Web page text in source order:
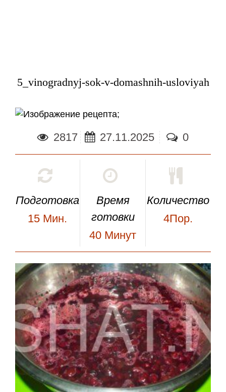
5_vinogradnyj-sok-v-domashnih-usloviyah
;
2817 27.11.2025 0
Подготовка
15 Мин.
Время
готовки
40 Минут
Количество
4Пор.